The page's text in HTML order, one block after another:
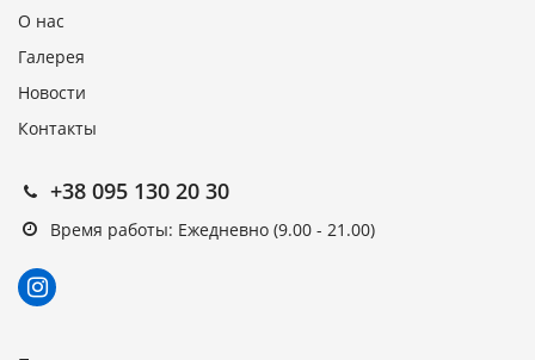
О нас
Галерея
Новости
Контакты
+38 095 130 20 30
Время работы: Ежедневно (9.00 - 21.00)